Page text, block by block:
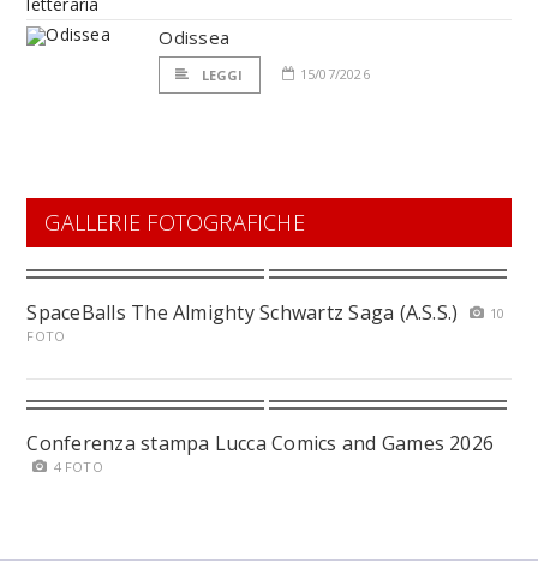
Odissea
LEGGI 15/07/2026
GALLERIE FOTOGRAFICHE
SpaceBalls The Almighty Schwartz Saga (A.S.S.)
10
FOTO
Conferenza stampa Lucca Comics and Games 2026
4 FOTO